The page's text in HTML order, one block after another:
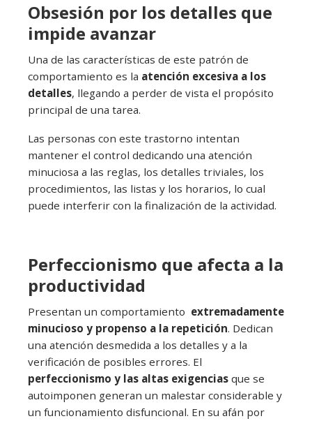
Obsesión por los detalles que
impide avanzar
Una de las características de este patrón de
comportamiento es la atención excesiva a los
detalles, llegando a perder de vista el propósito
principal de una tarea.
Las personas con este trastorno intentan
mantener el control dedicando una atención
minuciosa a las reglas, los detalles triviales, los
procedimientos, las listas y los horarios, lo cual
puede interferir con la finalización de la actividad.
Perfeccionismo que afecta a la
productividad
Presentan un comportamiento extremadamente
minucioso y propenso a la repetición. Dedican
una atención desmedida a los detalles y a la
verificación de posibles errores. El
perfeccionismo y las altas exigencias que se
autoimponen generan un malestar considerable y
un funcionamiento disfuncional. En su afán por